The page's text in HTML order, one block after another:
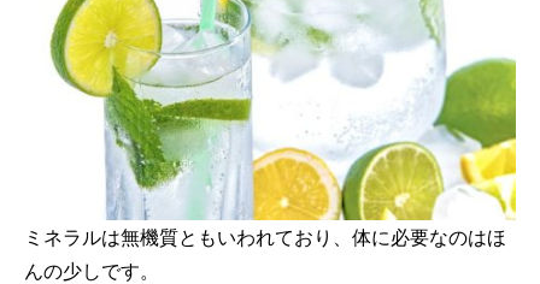
ミネラルは無機質ともいわれており、体に必要なのはほ
んの少しです。